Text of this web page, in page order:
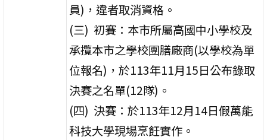
員)，違者取消資格。
(三) 初賽：本市所屬高國中小學校及
承攬本市之學校團膳廠商(以學校為單
位報名)，於113年11月15日公布錄取
決賽之名單(12隊)。
(四) 決賽：於113年12月14日假萬能
科技大學現場烹飪實作。